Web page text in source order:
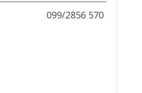
099/2856 570